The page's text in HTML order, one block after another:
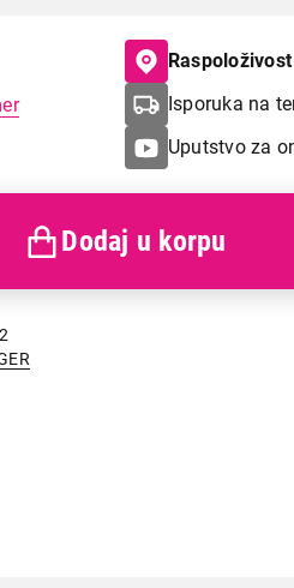
Isporuka na
Uputstvo za
Dodaj u korpu